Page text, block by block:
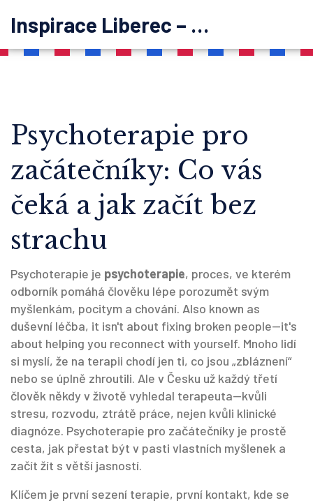
Inspirace Liberec – psychoterapie
Psychoterapie pro
začátečníky: Co vás
čeká a jak začít bez
strachu
Psychoterapie je psychoterapie, proces, ve kterém
odborník pomáhá člověku lépe porozumět svým
myšlenkám, pocitym a chování. Also known as
duševní léčba, it isn't about fixing broken people—it's
about helping you reconnect with yourself. Mnoho lidí
si myslí, že na terapii chodí jen ti, co jsou „zbláznení“
nebo se úplně zhroutili. Ale v Česku už každý třetí
člověk někdy v životě vyhledal terapeuta—kvůli
stresu, rozvodu, ztrátě práce, nejen kvůli klinické
diagnóze. Psychoterapie pro začátečníky je prostě
cesta, jak přestat být v pasti vlastních myšlenek a
začít žít s větší jasností.
Klíčem je první sezení terapie, první kontakt, kde se